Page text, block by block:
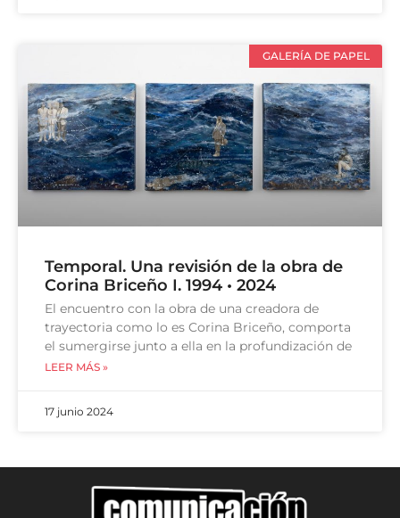
GALERÍA DE PAPEL
Temporal. Una revisión de la obra de
Corina Briceño I. 1994 • 2024
El encuentro con la obra de una creadora de
trayectoria como lo es Corina Briceño, comporta
el sumergirse junto a ella en la profundización de
LEER MÁS »
17 junio 2024